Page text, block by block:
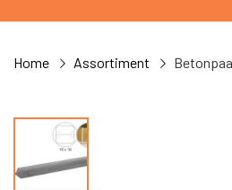
Home Assortiment